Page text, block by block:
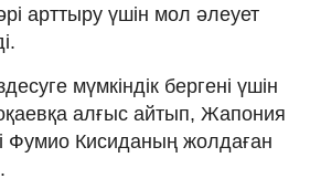
арттыру үшін мол әлеует
мүмкіндік бергені үшін
алғыс айтып, Жапония
Фумио Кисиданың жолдаған